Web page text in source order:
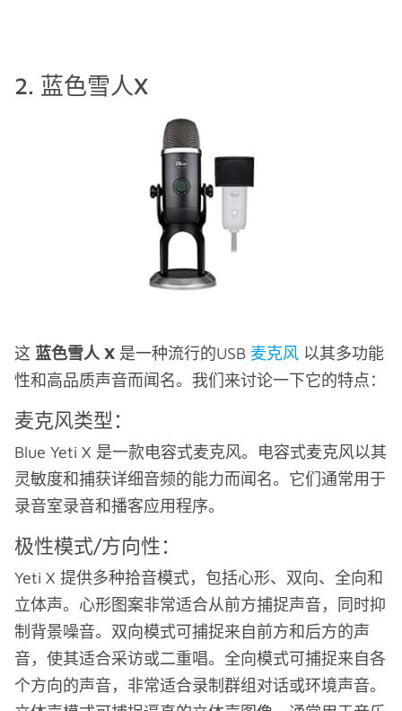
2. 蓝色雪人X
这 蓝色雪人 X是一种流行的USB 麦克风以其多功能
性和高品质声音而闻名。我们来讨论一下它的特点：
麦克风类型：
Blue Yeti X 是一款电容式麦克风。电容式麦克风以其
灵敏度和捕获详细音频的能力而闻名。它们通常用于
录音室录音和播客应用程序。
极性模式/方向性：
Yeti X 提供多种拾音模式，包括心形、双向、全向和
立体声。心形图案非常适合从前方捕捉声音，同时抑
制背景噪音。双向模式可捕捉来自前方和后方的声
音，使其适合采访或二重唱。全向模式可捕捉来自各
个方向的声音，非常适合录制群组对话或环境声音。